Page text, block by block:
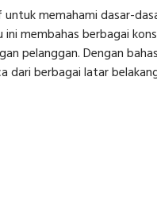
memahami dasar-
membahas berbagai
pelanggan. Dengan
dari berbagai latar